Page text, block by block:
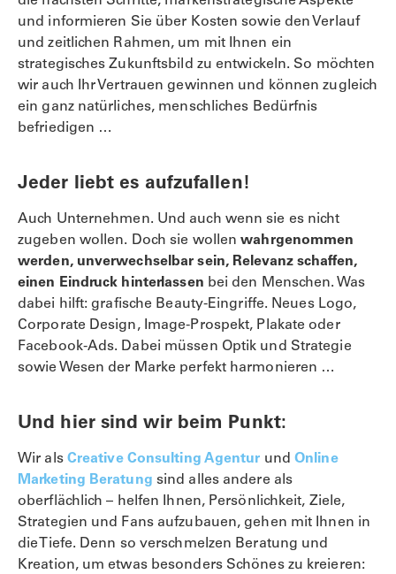
und informieren Sie über Kosten sowie den Verlauf
und zeitlichen Rahmen, um mit Ihnen ein
strategisches Zukunftsbild zu entwickeln. So möchten
wir auch Ihr Vertrauen gewinnen und können zugleich
ein ganz natürliches, menschliches Bedürfnis
befriedigen …
Jeder liebt es aufzufallen!
Auch Unternehmen. Und auch wenn sie es nicht
zugeben wollen. Doch sie wollenwahrgenommen
werden, unverwechselbar sein, Relevanz schaffen,
einen Eindruck hinterlassen bei den Menschen. Was
dabei hilft: grafische Beauty-Eingriffe. Neues Logo,
Corporate Design, Image-Prospekt, Plakate oder
Facebook-Ads. Dabei müssen Optik und Strategie
sowie Wesen der Marke perfekt harmonieren …
Und hier sind wir beim Punkt:
Wir als Creative Consulting Agentur und Online
Marketing Beratung sind alles andere als
oberflächlich – helfen Ihnen, Persönlichkeit, Ziele,
Strategien und Fans aufzubauen, gehen mit Ihnen in
die Tiefe. Denn so verschmelzen Beratung und
Kreation, um etwas besonders Schönes zu kreieren: